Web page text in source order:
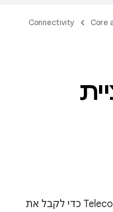
Core
Connectivity
כדאי להשתמש בספריית Telecom Jetpack כדי לקבל את